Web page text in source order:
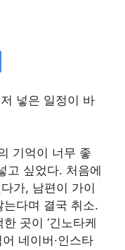
넣은 일정이 바
기억이 너무 좋
고 싶었다. 처음에
가, 남편이 가이
다며 결국 취소.
곳이 ‘긴노타케
네이버·인스타